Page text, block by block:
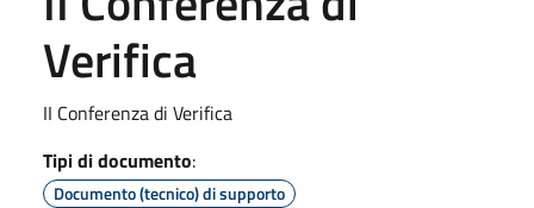
Verifica
II Conferenza di Verifica
Tipi di documento:
Documento (tecnico) di supporto